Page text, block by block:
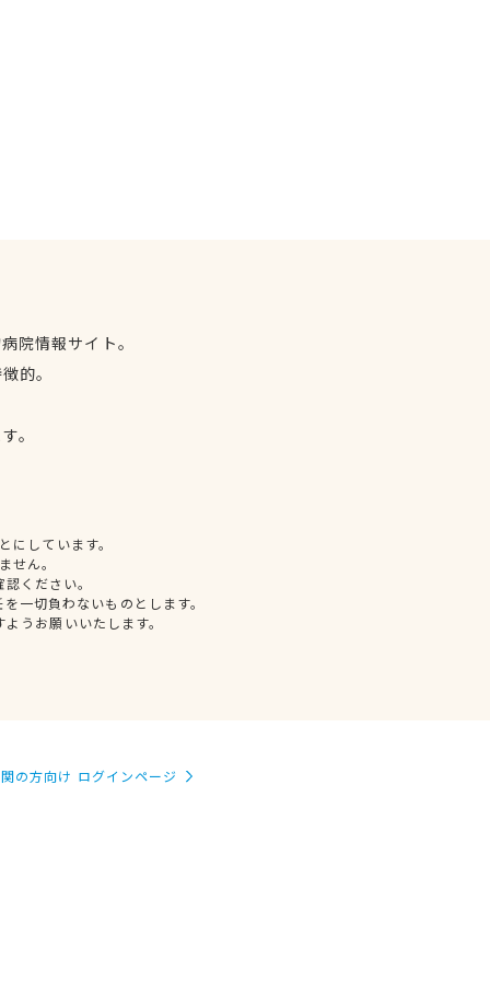
院情報サイト。
的。
。
しています。
せん。
ください。
一切負わないものとします。
うお願いいたします。
の方向け ログインページ